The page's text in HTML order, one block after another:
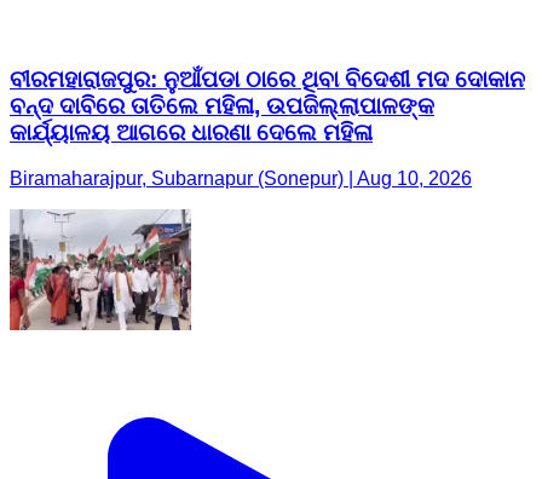
ବୀରମହାରାଜପୁର: ନୁଆଁପଡା ଠାରେ ଥିବା ବିଦେଶୀ ମଦ ଦୋକାନ
ବନ୍ଦ ଦାବିରେ ତାତିଲେ ମହିଳା, ଉପଜିଲ୍ଲାପାଳଙ୍କ
କାର୍ଯ୍ୟାଳୟ ଆଗରେ ଧାରଣା ଦେଲେ ମହିଳା
Biramaharajpur, Subarnapur (Sonepur) | Aug 10, 2026